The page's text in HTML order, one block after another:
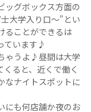
ッグボックス方面の
大学入り口～"とい
ることができるは
ています♪
ゃうよ♪昼間は大学
ると、近くで働く
なナイトスポットに
にも何店舗か夜のお